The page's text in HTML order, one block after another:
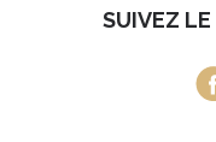
SUIVEZ LE